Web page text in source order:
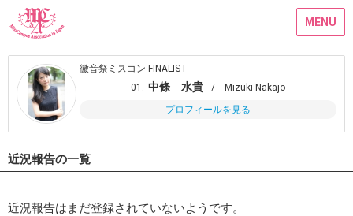
MENU
徽音祭ミスコン FINALIST
01. 中條 水貴
/ Mizuki Nakajo
プロフィールを見る
近況報告の一覧
近況報告はまだ登録されていないようです。